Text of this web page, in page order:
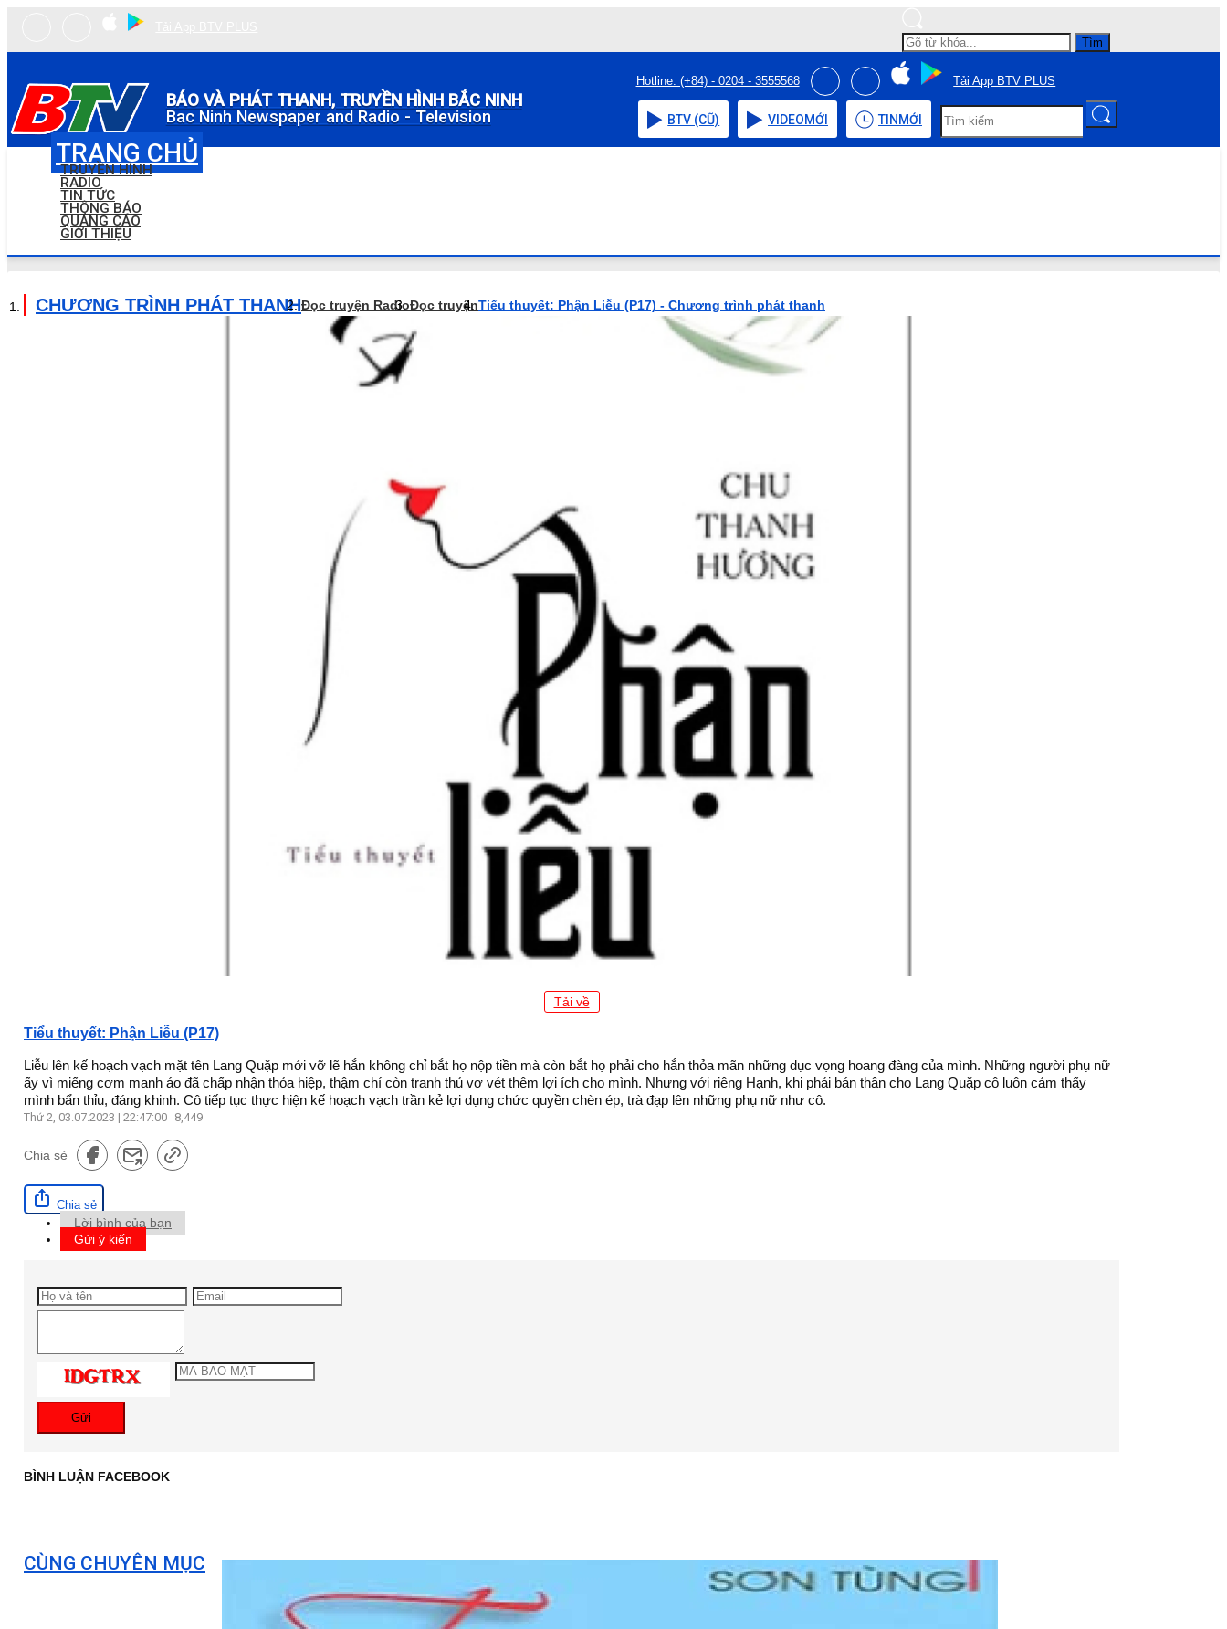
Tìm
BÁO VÀ PHÁT THANH, TRUYỀN HÌNH BẮC NINH
Bac Ninh Newspaper and Radio - Television
Hotline: (+84) - 0204 - 3555568 Tải App BTV PLUS
BTV (CŨ) VIDEOMỚI TIN MỚI
TRANG CHỦ
TRUYỀN HÌNH
RADIO
TIN TỨC
THÔNG BÁO
QUẢNG CÁO
GIỚI THIỆU
CHƯƠNG TRÌNH PHÁT THANHĐọc truyện RadioĐọc truyệnTiểu thuyết: Phận Liễu (P17) - Chương trình phát thanh
Tải về
Tiểu thuyết: Phận Liễu (P17)
Liễu lên kế hoạch vạch mặt tên Lang Quặp mới vỡ lẽ hắn không chỉ bắt họ nộp tiền mà còn bắt họ phải cho hắn thỏa mãn những dục vọng hoang đàng của mình. Những người phụ nữ
ấy vì miếng cơm manh áo đã chấp nhận thỏa hiệp, thậm chí còn tranh thủ vơ vét thêm lợi ích cho mình. Nhưng với riêng Hạnh, khi phải bán thân cho Lang Quặp cô luôn cảm thấy
mình bẩn thỉu, đáng khinh. Cô tiếp tục thực hiện kế hoạch vạch trần kẻ lợi dụng chức quyền chèn ép, trà đạp lên những phụ nữ như cô.
Thứ 2, 03.07.2023 | 22:47:00 8,449
Chia sẻ
Chia sẻ
Lời bình của bạn
Gửi ý kiến
Gửi
BÌNH LUẬN FACEBOOK
CÙNG CHUYÊN MỤC